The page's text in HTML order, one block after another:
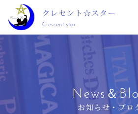
News＆
お知らせ・ブロ